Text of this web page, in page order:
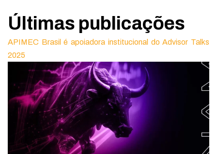
Últimas publicações
APIMEC Brasil é apoiadora institucional do Advisor Talks
2025